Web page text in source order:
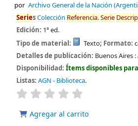
por Archivo General de la Nación
SeriesColección Referencia.Serie
Edición: 1ª ed.
Tipo de material:
Texto; Formato:
Detalles de publicación: Buenos Aires :
Disponibilidad:Ítems disponibles
Listas: AGN - Biblioteca.
valoración
Agregar al carrito